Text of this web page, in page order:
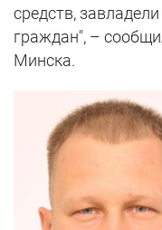
средств,
граждан", –
Минска.